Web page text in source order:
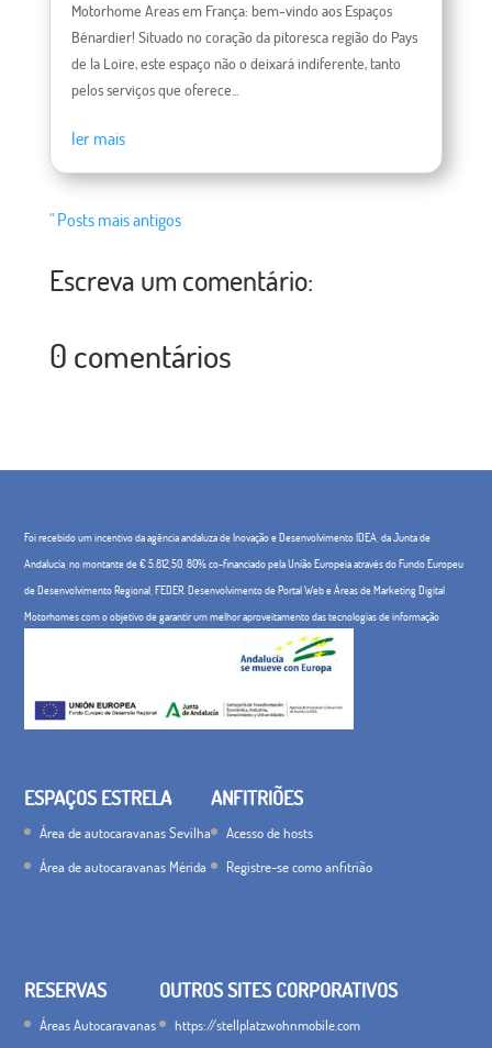
Motorhome Areas em França: bem-vindo aos Espaços
Bénardier! Situado no coração da pitoresca região do Pays
de la Loire, este espaço não o deixará indiferente, tanto
pelos serviços que oferece...
ler mais
" Posts mais antigos
Escreva um comentário:
0 comentários
Foi recebido um incentivo da agência andaluza de Inovação e Desenvolvimento IDEA, da Junta de
Andalucía, no montante de € 5.812,50, 80% co-financiado pela União Europeia através do Fundo Europeu
de Desenvolvimento Regional, FEDER. Desenvolvimento de Portal Web e Áreas de Marketing Digital
Motorhomes com o objetivo de garantir um melhor aproveitamento das tecnologias de informação
ESPAÇOS ESTRELA
Área de autocaravanas Sevilha
Área de autocaravanas Mérida
ANFITRIÕES
Acesso de hosts
Registre-se como anfitrião
RESERVAS
Áreas Autocaravanas
OUTROS SITES CORPORATIVOS
https://stellplatzwohnmobile.com